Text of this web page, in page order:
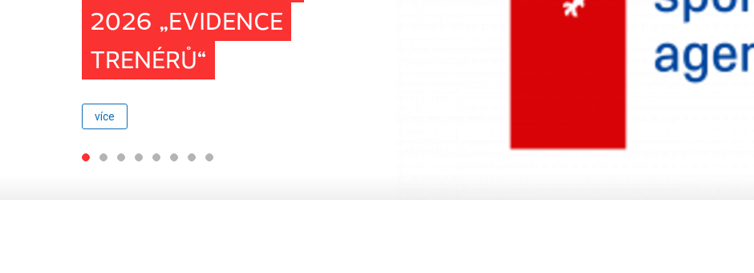
2026 „EVIDENCE
TRENÉRŮ“
více